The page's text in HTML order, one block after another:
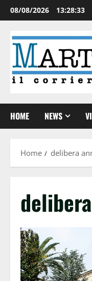
08/08/2026 13:28:33
HOME NEWS
Home delibera